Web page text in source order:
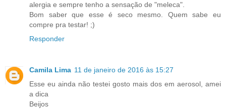
alergia e sempre tenho a sensação de "meleca".
Bom saber que esse é seco mesmo. Quem sabe eu
compre pra testar! ;)
Responder
Camila Lima 11 de janeiro de 2016 às 15:27
Esse eu ainda não testei gosto mais dos em aerosol, amei
a dica
Beijos